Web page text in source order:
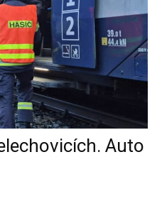
Auto